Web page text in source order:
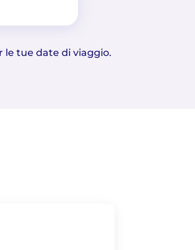
le tue date di viaggio.